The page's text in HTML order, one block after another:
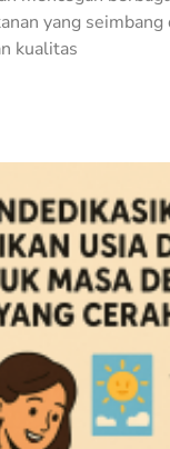
yang
kualitas